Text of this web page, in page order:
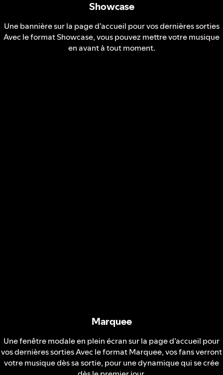
Showcase
Une bannière sur la page d’accueil pour vos dernières sorties
Avec le format Showcase, vous pouvez mettre votre musique
en avant à tout moment.
Marquee
Une fenêtre modale en plein écran sur la page d’accueil pour
vos dernières sorties Avec le format Marquee, vos fans verront
votre musique dès sa sortie, pour une dynamique qui se crée